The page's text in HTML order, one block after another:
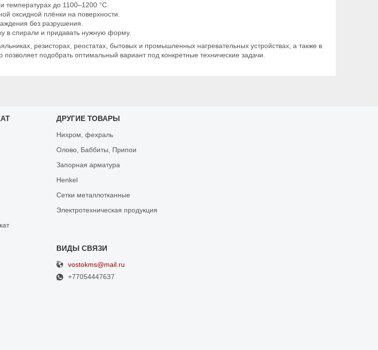
температурах до 1100–1200 °C.
оксидной плёнки на поверхности.
без разрушения.
в спирали и придавать нужную форму.
резисторах, реостатах, бытовых и промышленных нагревательных устройствах, а также в
подобрать оптимальный вариант под конкретные технические задачи.
ДРУГИЕ ТОВАРЫ
Нихром, фехраль
Олово, Баббиты, Припои
Запорная арматура
Henkel
Сетки металлотканные
Электротехническая продукция
vostokms@mail.ru
+77054447637